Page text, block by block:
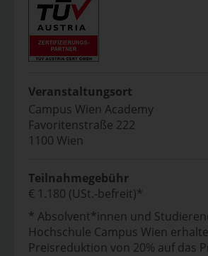
Veranstaltungsort
Campus Wien Academy
Favoritenstraße 222
1100 Wien
Teilnahmegebühr
€ 1.180 (USt.-befreit)*
* Absolvent*innen und
Hochschule Campus Wien
Preisreduktion von 20% auf das